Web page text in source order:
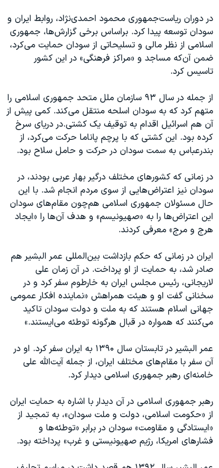
در دوران ریاست‌جمهوری محمود احمدی‌نژاد، روابط ایران و
سودان توسعه پیدا کرد. براساس برخی گزارش‌ها، جمهوری
اسلامی از نظر مالی و تسلیحاتی از سودان حمایت می‌کرد،
ضمن آن‌که مساجد و «مراکز فرهنگی» در این کشور
تاسیس کرد.
از جمله در سال ۹۳ سازمان ملل متحد جمهوری اسلامی را
متهم کرد که به سودان اسلحه منتقل می‌کند. کمی پیش از
آن هم اسرائیل اقدام به توقیف یک کشتی.در دریای سرخ
کرده بود. این کشتی که با پرچم پاناما حرکت می‌کرد، از
بندرعباس به سمت سودان در حرکت و حامل سلاح بود.
در زمانی که کشورهای مختلف درگیر بهار عربی بودند، در
سودان نیز اعتراض‌هایی از سوی مردم انجام شد. با این
حال مسئولان جمهوری اسلامی هم‌چون مقام‌های سودان
این اعتراض‌ها را به «صهیونیسم» و هدف آن‌ها را «ایجاد
هرج و مرج» معرفی کردند.
ایران در زمانی که حکم بازداشت بین‌المللی عمر البشیر هم
صادر شد، به حمایت از او پرداخت. در آن زمان علی
لاریجانی، رئیس مجلس ایران به خارطوم سفر کرد و در
سخنانی گفت او و هیئت همراهش «نماینده افکار عمومی
جهانی اسلا‌م هستند که به ملت و دولت سودان تاکید
می‌کنند که همواره در قبال هرگونه توطئه می‌ایستند.»
عمر البشیر در تابستان سال ۱۳۹۰ به ایران سفر کرد. او در
آن سفر با مقام‌های مختلف ایران، از جمله آیت‌الله علی
خامنه‌ای رهبر جمهوری اسلامی دیدار کرد.
رهبر جمهوری اسلامی در آن دیدار با اشاره به حمایت ایران
از «حکومت اسلامی، دولت و ملت سودان»، به تمجید از
«ایستادگی و مقاومت»‌ سودان در برابر «توطئه‌ها و
فشارهای امریکا، رژیم صهیونیستی و غرب» پرداخته بود.